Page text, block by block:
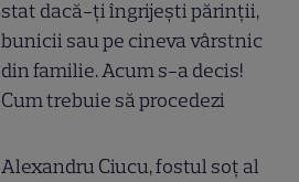
stat dacă-ți îngrijești părinții,
bunicii sau pe cineva vârstnic
din familie. Acum s-a decis!
Cum trebuie să procedezi
Alexandru Ciucu, fostul soț al